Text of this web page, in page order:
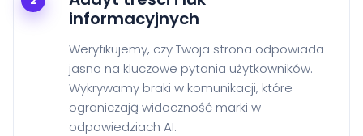
informacyjnych
Weryfikujemy, czy Twoja strona odpowiada
jasno na kluczowe pytania użytkowników.
Wykrywamy braki w komunikacji, które
ograniczają widoczność marki w
odpowiedziach AI.